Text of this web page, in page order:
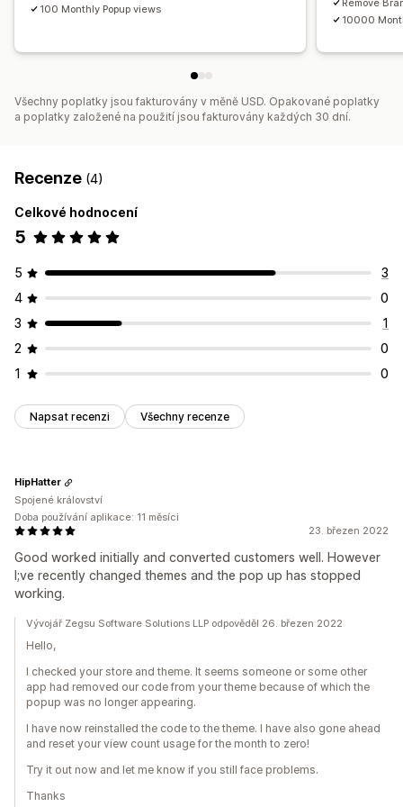
100 Monthly Popup views
10000
Všechny poplatky jsou fakturovány v měně USD. Opakované poplatky
a poplatky založené na použití jsou fakturovány každých 30 dní.
Recenze (4)
Celkové hodnocení
5
5
3
4
0
3
1
2
0
1
0
Napsat recenzi Všechny recenze
23. březen 2022
Good worked initially and converted customers well. However
I;ve recently changed themes and the pop up has stopped
working.
HipHatter
Spojené království
Doba používání aplikace: 11 měsíci
Vývojář Zegsu Software Solutions LLP odpověděl 26. březen 2022
Hello,
I checked your store and theme. It seems someone or some other
app had removed our code from your theme because of which the
popup was no longer appearing.
I have now reinstalled the code to the theme. I have also gone ahead
and reset your view count usage for the month to zero!
Try it out now and let me know if you still face problems.
Thanks